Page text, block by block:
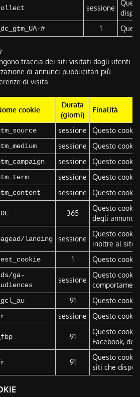
sessione
_dc_gtm_UA-# 1
traccia dei siti visitati dagli utenti
di annunci pubblicitari più
di visita.
cookie
Durata
(giorni)
Finalità
sessione
Questo
sessione
Questo
sessione
Questo
sessione
Questo
sessione Questo
365
Questo
degli annunci
landing sessione
Questo
inoltre al sito
1 Questo
ga-
sessione
Questo
_gcl_au 91
Questo
sessione Questo
_fbp 91
Questo
Facebook,
91
Questo
siti che